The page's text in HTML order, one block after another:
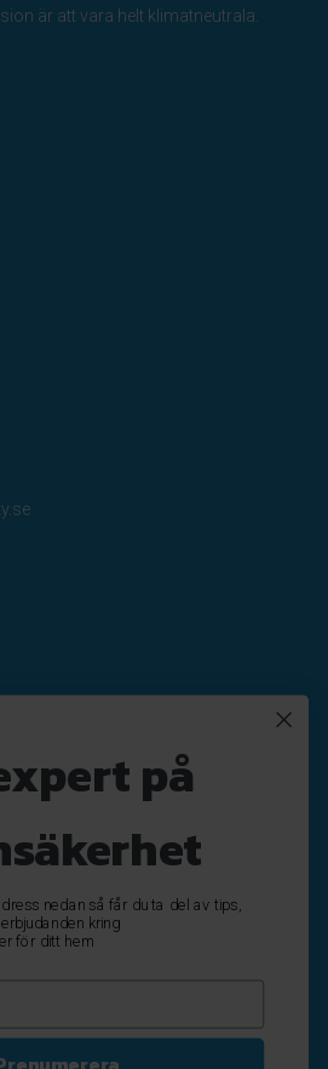
är att vara helt klimatneutrala.
på
nedan så får du ta del av tips,
kring
för ditt hem